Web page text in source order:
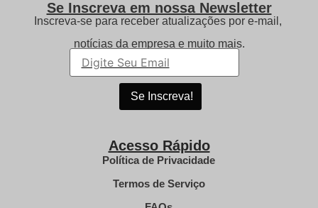
Se Inscreva em nossa Newsletter
Inscreva-se para receber atualizações por e-mail,
notícias da empresa e muito mais.
Acesso Rápido
Política de Privacidade
Termos de Serviço